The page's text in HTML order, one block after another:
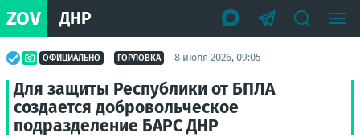
ZOV ДНР
ОФИЦИАЛЬНО ГОРЛОВКА 8 июля 2026, 09:05
Для защиты Республики от БПЛА
создается добровольческое
подразделение БАРС ДНР